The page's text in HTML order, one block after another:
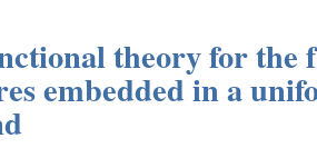
theory for the
embedded in a